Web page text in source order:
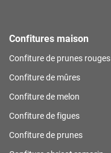
Confitures maison
Confiture de prunes rouges
Confiture de mûres
Confiture de melon
Confiture de figues
Confiture de prunes